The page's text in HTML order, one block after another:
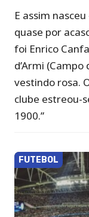
E assim
quase por
foi Enrico
d’Armi
vestindo rosa.
clube estreou-
1900.”
FUTEBOL